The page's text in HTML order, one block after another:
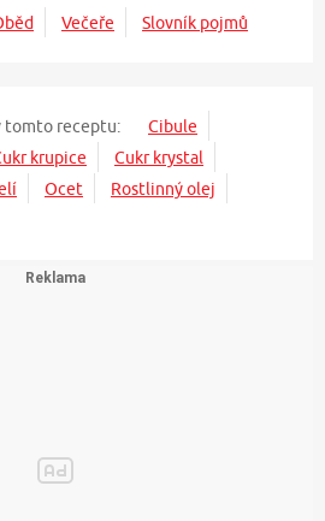
Večeře Slovník pojmů
tomto receptu:
Cibule
krupice
Cukr krystal
Ocet
Rostlinný olej